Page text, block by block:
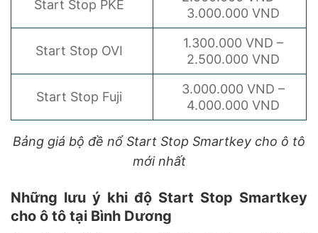
Start Stop PKE
3.000.000 VND
Start Stop OVI
1.300.000 VND –
2.500.000 VND
Start Stop Fuji
3.000.000 VND –
4.000.000 VND
Bảng giá bộ đề nổ Start Stop Smartkey cho ô tô
mới nhất
Những lưu ý khi độ Start Stop Smartkey
cho ô tô tại Bình Dương